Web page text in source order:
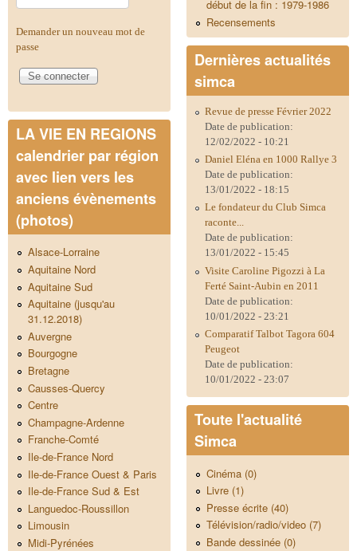
Demander un nouveau mot de
passe
LA VIE EN REGIONS
calendrier par région
avec lien vers les
anciens évènements
(photos)
Alsace-Lorraine
Aquitaine Nord
Aquitaine Sud
Aquitaine (jusqu'au
31.12.2018)
Auvergne
Bourgogne
Bretagne
Causses-Quercy
Centre
Champagne-Ardenne
Franche-Comté
Ile-de-France Nord
Ile-de-France Ouest & Paris
Ile-de-France Sud & Est
Languedoc-Roussillon
Limousin
Midi-Pyrénées
début de la fin : 1979-1986
Recensements
Dernières actualités
simca
Revue de presse Février 2022
Date de publication:
12/02/2022 - 10:21
Daniel Eléna en 1000 Rallye 3
Date de publication:
13/01/2022 - 18:15
Le fondateur du Club Simca
raconte...
Date de publication:
13/01/2022 - 15:45
Visite Caroline Pigozzi à La
Ferté Saint-Aubin en 2011
Date de publication:
10/01/2022 - 23:21
Comparatif Talbot Tagora 604
Peugeot
Date de publication:
10/01/2022 - 23:07
Toute l'actualité
Simca
Cinéma (0)
Livre (1)
Presse écrite (40)
Télévision/radio/video (7)
Bande dessinée (0)